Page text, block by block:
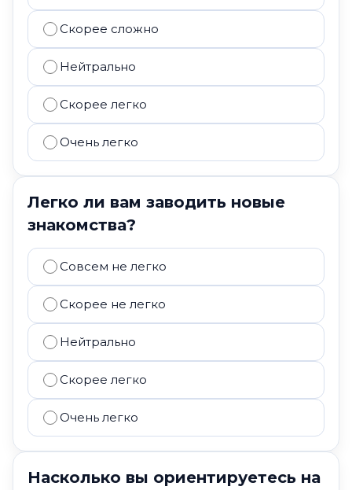
Скорее сложно
Нейтрально
Скорее легко
Очень легко
Легко ли вам заводить новые
знакомства?
Совсем не легко
Скорее не легко
Нейтрально
Скорее легко
Очень легко
Насколько вы ориентируетесь на